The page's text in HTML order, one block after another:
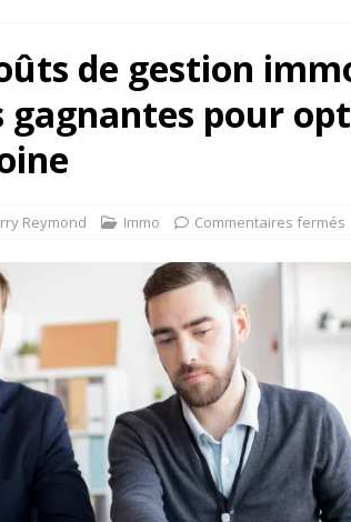
de gestion
gagnantes pour
Reymond Immo Commentaires fermés